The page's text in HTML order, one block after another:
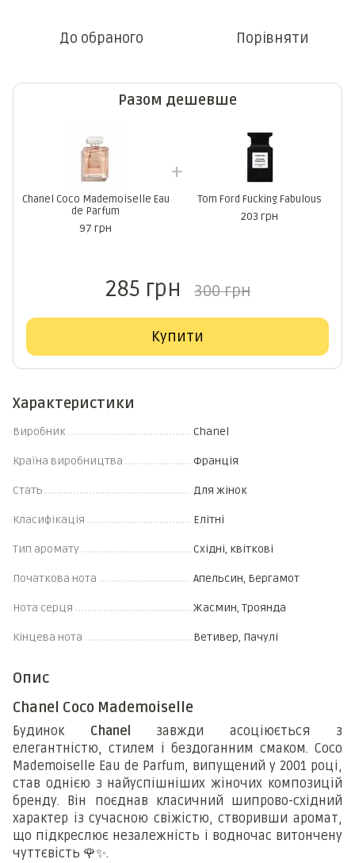
До обраного Порівняти
Разом дешевше
Chanel Coco Mademoiselle Eau
de Parfum
97 грн
Tom Ford Fucking Fabulous
203 грн
285 грн 300 грн
Купити
Характеристики
Виробник Chanel
Країна виробництва Франція
Стать Для жінок
Класифікація Елітні
Тип аромату Східні, квіткові
Початкова нота Апельсин, Бергамот
Нота серця Жасмин, Троянда
Кінцева нота Ветивер, Пачулі
Опис
Chanel Coco Mademoiselle
Будинок Chanel завжди асоціюється з
елегантністю, стилем і бездоганним смаком. Coco
Mademoiselle Eau de Parfum, випущений у 2001 році,
став однією з найуспішніших жіночих композицій
бренду. Він поєднав класичний шипрово-східний
характер із сучасною свіжістю, створивши аромат,
що підкреслює незалежність і водночас витончену
чуттєвість 🌹✨.